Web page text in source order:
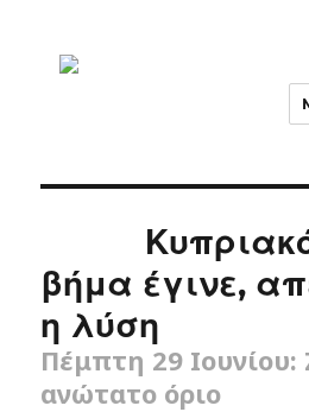
βήμα έγινε,
η λύση
Πέμπτη 29
ανώτατο όριο